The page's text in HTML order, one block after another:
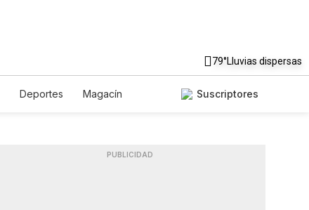
79°Lluvias dispersas
Deportes
Magacín
Suscriptores
PUBLICIDAD